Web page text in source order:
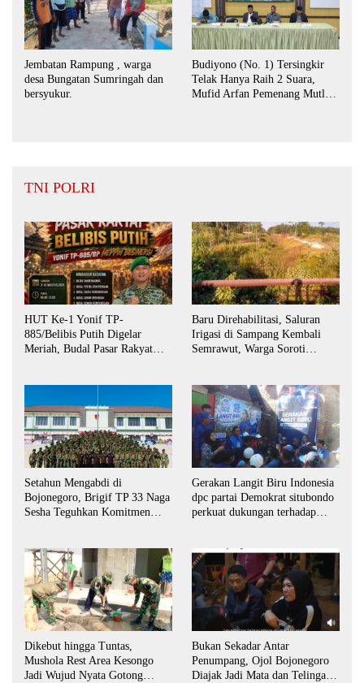
Jembatan Rampung , warga
desa Bungatan Sumringah dan
bersyukur.
Budiyono (No. 1) Tersingkir
Telak Hanya Raih 2 Suara,
Mufid Arfan Pemenang Mutlak
TNI POLRI
HUT Ke-1 Yonif TP-
885/Belibis Putih Digelar
Meriah, Budal Pasar Rakyat
Baru Direhabilitasi, Saluran
Irigasi di Sampang Kembali
Semrawut, Warga Soroti
Setahun Mengabdi di
Bojonegoro, Brigif TP 33 Naga
Sesha Teguhkan Komitmen
Gerakan Langit Biru Indonesia
dpc partai Demokrat situbondo
perkuat dukungan terhadap
Dikebut hingga Tuntas,
Mushola Rest Area Kesongo
Jadi Wujud Nyata Gotong
Bukan Sekadar Antar
Penumpang, Ojol Bojonegoro
Diajak Jadi Mata dan Telinga